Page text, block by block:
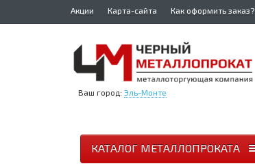
Акции Карта-сайта Как оформить заказ?
Ваш город: Эль-Монте
КАТАЛОГ МЕТАЛЛОПРОКАТА